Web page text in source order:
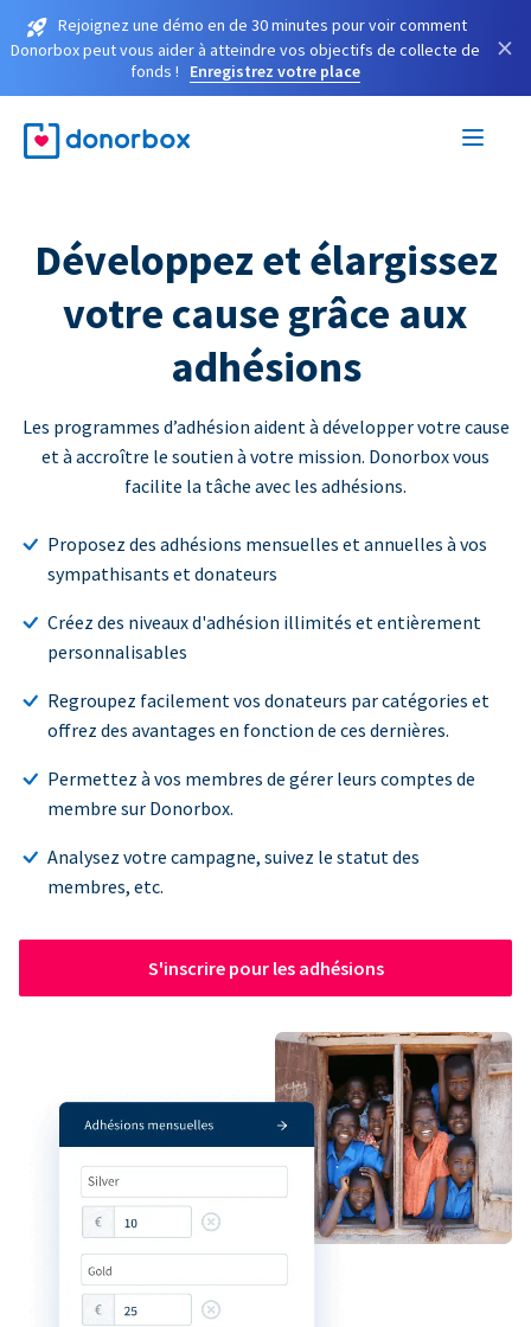
Rejoignez une démo en de 30 minutes pour voir comment
Donorbox peut vous aider à atteindre vos objectifs de collecte de
fonds !
Enregistrez votre place
×
Développez et élargissez
votre cause grâce aux
adhésions
Les programmes d’adhésion aident à développer votre cause
et à accroître le soutien à votre mission. Donorbox vous
facilite la tâche avec les adhésions.
Proposez des adhésions mensuelles et annuelles à vos
sympathisants et donateurs
Créez des niveaux d'adhésion illimités et entièrement
personnalisables
Regroupez facilement vos donateurs par catégories et
offrez des avantages en fonction de ces dernières.
Permettez à vos membres de gérer leurs comptes de
membre sur Donorbox.
Analysez votre campagne, suivez le statut des
membres, etc.
S'inscrire pour les adhésions